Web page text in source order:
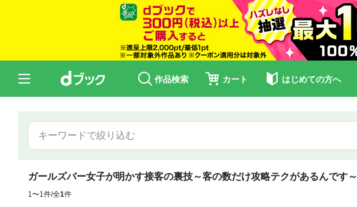
作品検索 カート はじめての方へ
ガールズバー女子が明かす接客の裏技～客の数だけ攻略テクがあるんです～
1〜1件/全1件